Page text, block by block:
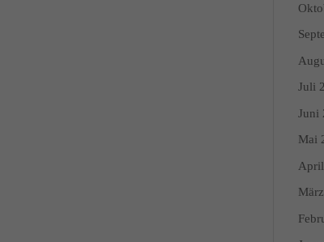
Juli
Juni
Mai